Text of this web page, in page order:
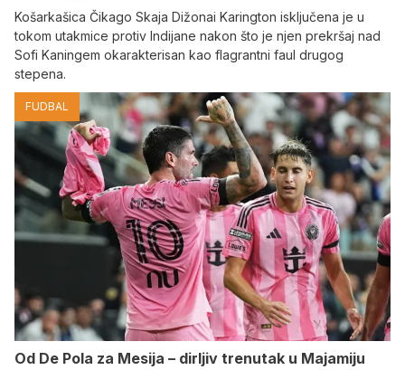
Košarkašica Čikago Skaja Dižonai Karington isključena je u
tokom utakmice protiv Indijane nakon što je njen prekršaj nad
Sofi Kaningem okarakterisan kao flagrantni faul drugog
stepena.
FUDBAL
Od De Pola za Mesija – dirljiv trenutak u Majamiju